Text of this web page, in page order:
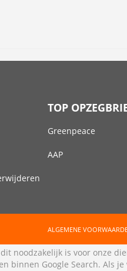
TOP
Greenpeace
AAP
ALGEMENE
noodzakelijk is voor onze
Google Search. Als